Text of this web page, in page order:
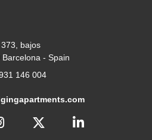
bajos
Barcelona - Spain
146 004